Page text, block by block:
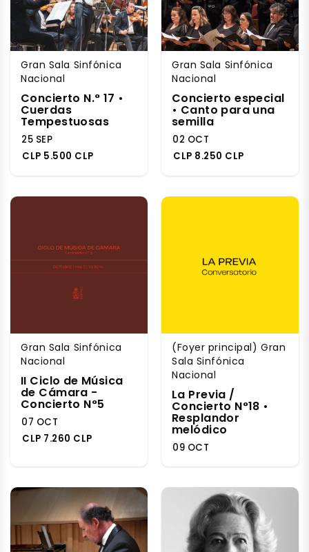
Gran Sala Sinfónica
Nacional
Concierto N.° 17 •
Cuerdas
Tempestuosas
25 SEP
CLP 5.500 CLP
Gran Sala Sinfónica
Nacional
Concierto especial
• Canto para una
semilla
02 OCT
CLP 8.250 CLP
Gran Sala Sinfónica
Nacional
II Ciclo de Música
de Cámara -
Concierto N°5
07 OCT
CLP 7.260 CLP
(Foyer principal) Gran
Sala Sinfónica
Nacional
La Previa /
Concierto N°18 •
Resplandor
melódico
09 OCT